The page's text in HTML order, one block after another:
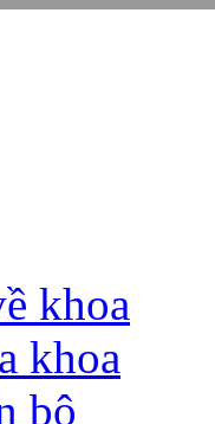
khoa
khoa
bộ